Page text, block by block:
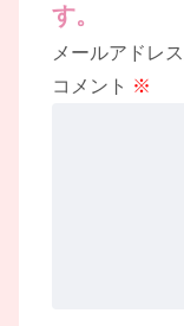
す。
メールアドレ
コメント ※